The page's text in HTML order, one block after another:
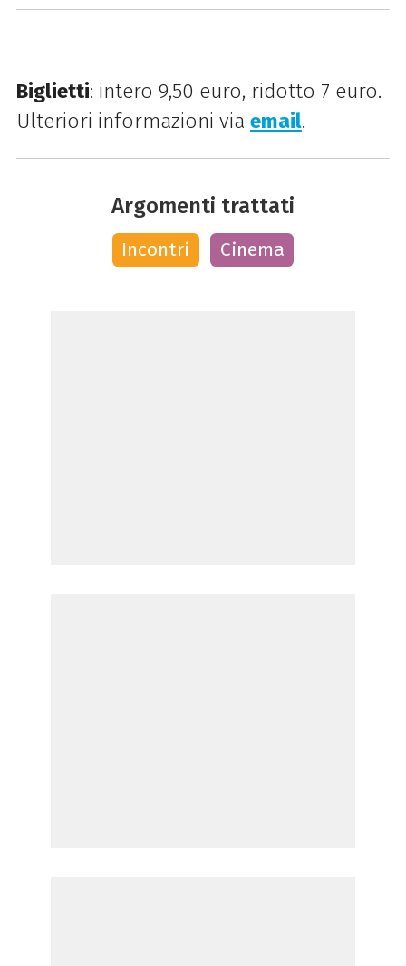
Biglietti: intero 9,50 euro, ridotto 7 euro.
Ulteriori informazioni via email.
Argomenti trattati
Incontri Cinema